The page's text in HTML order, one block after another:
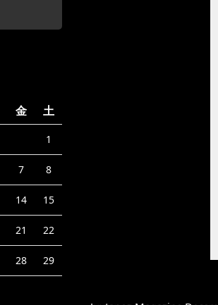
金 土
1
7 8
14 15
21 22
28 29